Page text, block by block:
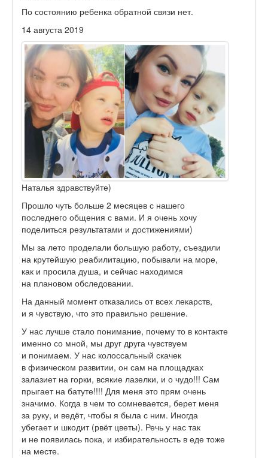
По состоянию ребенка обратной связи нет.
14 августа 2019
Наталья здравствуйте)
Прошло чуть больше 2 месяцев с нашего
последнего общения с вами. И я очень хочу
поделиться результатами и достижениями)
Мы за лето проделали большую работу, съездили
на крутейшую реабилитацию, побывали на море,
как и просила душа, и сейчас находимся
на плановом обследовании.
На данный момент отказались от всех лекарств,
и я чувствую, что это правильно решение.
У нас лучше стало понимание, почему то в контакте
именно со мной, мы друг друга чувствуем
и понимаем. У нас колоссальный скачек
в физическом развитии, он сам на площадках
залазиет на горки, всякие лазелки, и о чудо!!! Сам
прыгает на батуте!!!! Для меня это прям очень
значимо. Когда в чем то сомневается, берет меня
за руку, и ведёт, чтобы я была с ним. Иногда
убегает и шкодит (рвёт цветы). Речь у нас так
и не появилась пока, и избирательность в еде тоже
на месте.